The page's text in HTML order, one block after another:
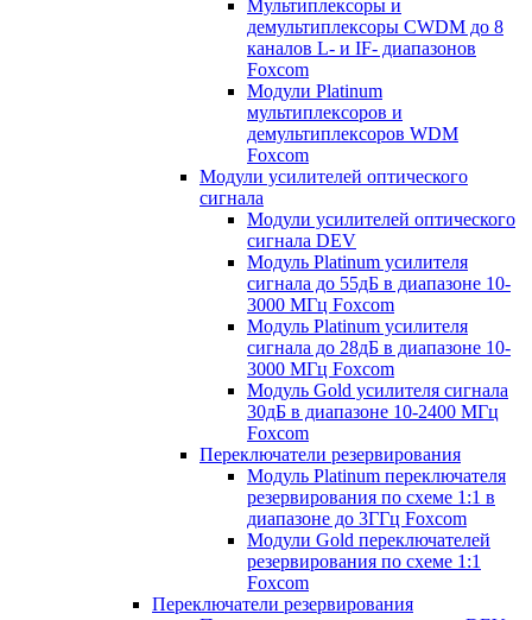
Мультиплексоры и
демультиплексоры CWDM до 8
каналов L- и IF- диапазонов
Foxcom
Модули Platinum
мультиплексоров и
демультиплексоров WDM
Foxcom
Модули усилителей оптического
сигнала
Модули усилителей оптического
сигнала DEV
Модуль Platinum усилителя
сигнала до 55дБ в диапазоне 10-
3000 МГц Foxcom
Модуль Platinum усилителя
сигнала до 28дБ в диапазоне 10-
3000 МГц Foxcom
Модуль Gold усилителя сигнала
30дБ в диапазоне 10-2400 МГц
Foxcom
Переключатели резервирования
Модуль Platinum переключателя
резервирования по схеме 1:1 в
диапазоне до 3ГГц Foxcom
Модули Gold переключателей
резервирования по схеме 1:1
Foxcom
Переключатели резервирования